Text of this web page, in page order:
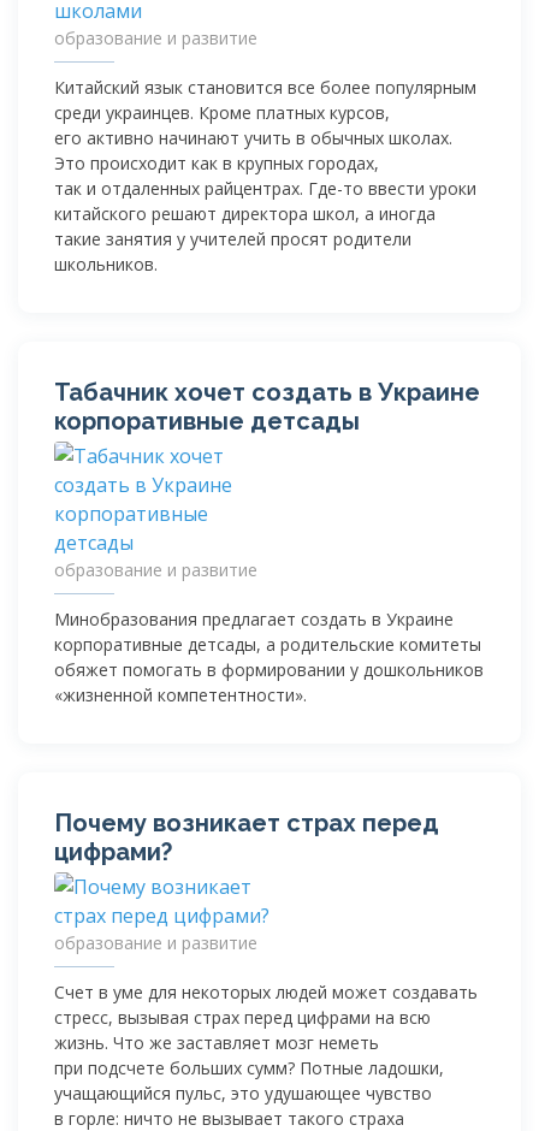
образование и развитие
Китайский язык становится все более популярным
среди украинцев. Кроме платных курсов,
его активно начинают учить в обычных школах.
Это происходит как в крупных городах,
так и отдаленных райцентрах. Где-то ввести уроки
китайского решают директора школ, а иногда
такие занятия у учителей просят родители
школьников.
Табачник хочет создать в Украине
корпоративные детсады
образование и развитие
Минобразования предлагает создать в Украине
корпоративные детсады, а родительские комитеты
обяжет помогать в формировании у дошкольников
«жизненной компетентности».
Почему возникает страх перед
цифрами?
образование и развитие
Счет в уме для некоторых людей может создавать
стресс, вызывая страх перед цифрами на всю
жизнь. Что же заставляет мозг неметь
при подсчете больших сумм? Потные ладошки,
учащающийся пульс, это удушающее чувство
в горле: ничто не вызывает такого страха